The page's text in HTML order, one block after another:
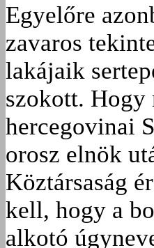
Egyelőre
zavaros
lakájaik
szokott. Hogy
hercegovinai
orosz elnök
Köztársaság
kell, hogy a
alkotó